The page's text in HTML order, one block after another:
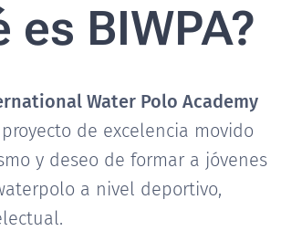
es BIWPA?
Water Polo Academy
de excelencia movido
y deseo de formar a jóvenes
a nivel deportivo,